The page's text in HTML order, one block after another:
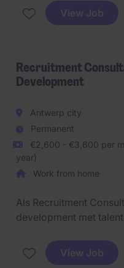
volledige proces van
een cruciale schakel
View Job
Recruitment
Development
Antwerp city
Permanent
€2,600 - €3,600 per
year)
Work from home
Als Recruitment
development met
nieuwe
de volgende stap in
View Job